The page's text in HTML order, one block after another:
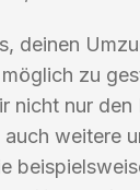
deinen
zu
nicht nur
weitere